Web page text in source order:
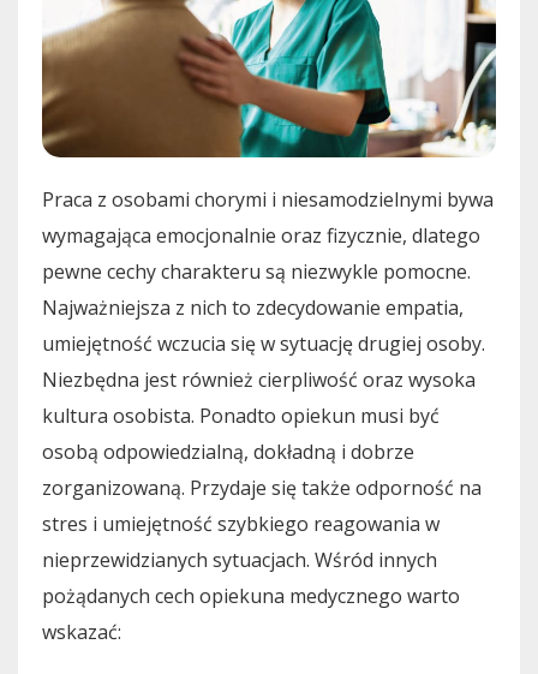
Praca z osobami chorymi i niesamodzielnymi bywa
wymagająca emocjonalnie oraz fizycznie, dlatego
pewne cechy charakteru są niezwykle pomocne.
Najważniejsza z nich to zdecydowanie empatia,
umiejętność wczucia się w sytuację drugiej osoby.
Niezbędna jest również cierpliwość oraz wysoka
kultura osobista. Ponadto opiekun musi być
osobą odpowiedzialną, dokładną i dobrze
zorganizowaną. Przydaje się także odporność na
stres i umiejętność szybkiego reagowania w
nieprzewidzianych sytuacjach. Wśród innych
pożądanych cech opiekuna medycznego warto
wskazać: